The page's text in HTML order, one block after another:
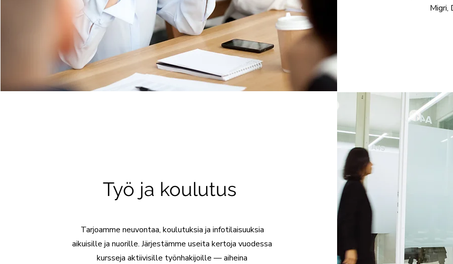
Migri,
Työ ja koulutus
Tarjoamme neuvontaa, koulutuksia ja infotilaisuuksia
aikuisille ja nuorille. Järjestämme useita kertoja vuodessa
kursseja aktiivisille työnhakijoille — aiheina